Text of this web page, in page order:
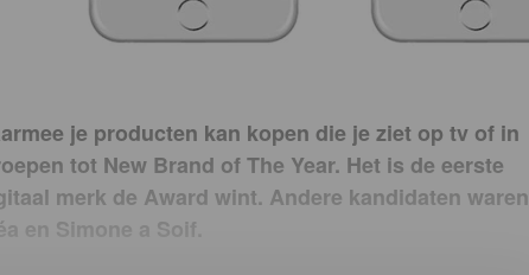
je producten kan kopen die je ziet op tv of in
tot New Brand of The Year. Het is de eerste
merk de Award wint. Andere kandidaten waren
en Simone a Soif.